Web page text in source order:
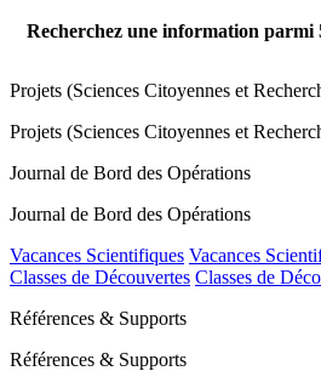
Recherchez une information parmi
Projets (Sciences Citoyennes et
Projets (Sciences Citoyennes et
Journal de Bord des Opérations
Journal de Bord des Opérations
Vacances Scientifiques Vacances
Classes de Découvertes Classes de
Références & Supports
Références & Supports